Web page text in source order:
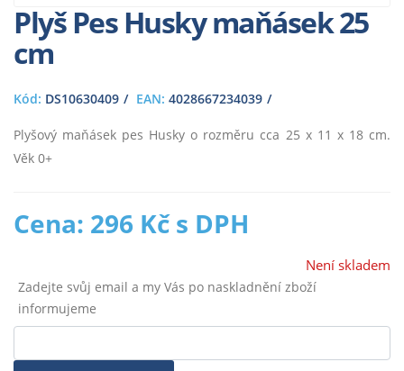
Plyš Pes Husky maňásek 25
cm
Kód: DS10630409 EAN: 4028667234039
Plyšový maňásek pes Husky o rozměru cca 25 x 11 x 18 cm.
Věk 0+
Cena: 296 Kč s DPH
Není skladem
Zadejte svůj email a my Vás po naskladnění zboží
informujeme